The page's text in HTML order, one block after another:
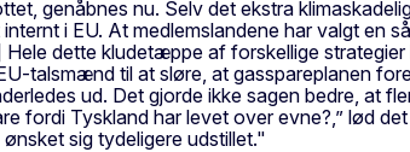
genåbnes nu. Selv det ekstra
i EU. At medlemslandene har valgt en
dette kludetæppe af forskellige
talsmænd til at sløre, at gasspareplanen
ud. Det gjorde ikke sagen bedre, at
fordi Tyskland har levet over evne?,” lød
sig tydeligere udstillet."